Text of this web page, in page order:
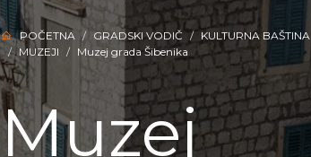
POČETNA GRADSKI VODIČ
KULTURNA BAŠTINA
MUZEJI
Muzej grada Šibenika
Muzej